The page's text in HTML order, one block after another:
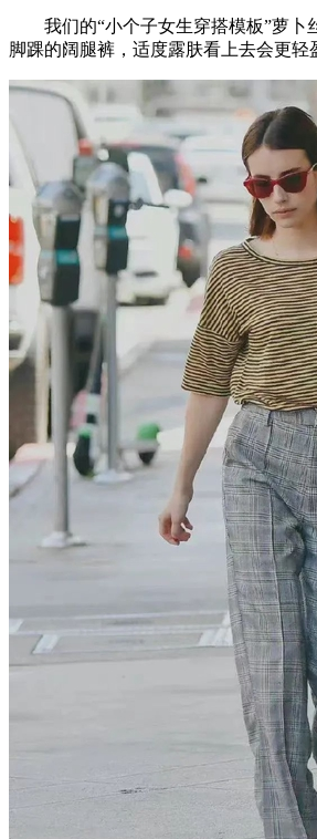
我们的“小个子女生穿搭模板”萝卜
脚踝的阔腿裤，适度露肤看上去会更轻